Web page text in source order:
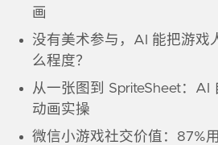
画
没有美术参与，AI 能把游戏
么程度？
从一张图到 SpriteSheet：AI
动画实操
微信小游戏社交价值：87%